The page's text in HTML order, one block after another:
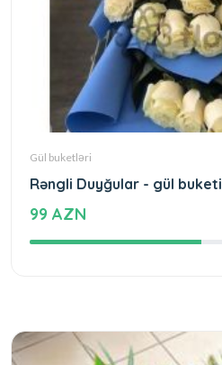
Gül buketləri
Rəngli Duyğular - gül buketi
99 AZN